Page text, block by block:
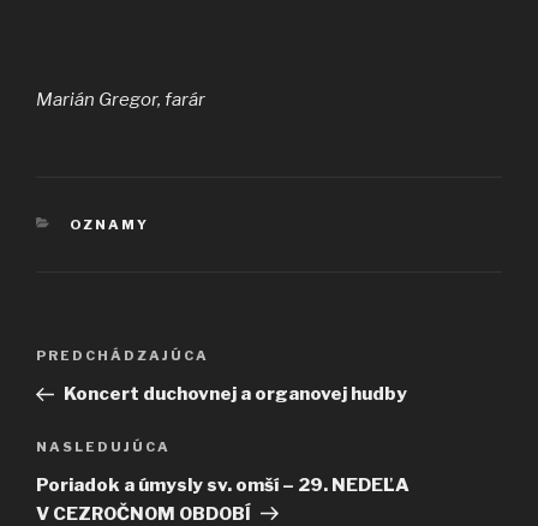
Marián Gregor, farár
KATEGÓRIE
OZNAMY
Navigácia
článku
Predchádzajúci
článok
PREDCHÁDZAJÚCA
Koncert duchovnej a organovej hudby
Ďalší
článok
NASLEDUJÚCA
Poriadok a úmysly sv. omší – 29. NEDEĽA
V CEZROČNOM OBDOBÍ